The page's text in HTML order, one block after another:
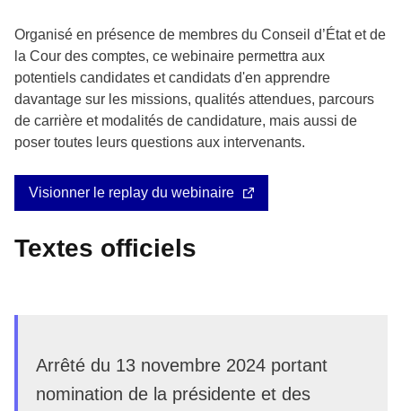
Organisé en présence de membres du Conseil d’État et de
la Cour des comptes, ce webinaire permettra aux
potentiels candidates et candidats d'en apprendre
davantage sur les missions, qualités attendues, parcours
de carrière et modalités de candidature, mais aussi de
poser toutes leurs questions aux intervenants.
Visionner le replay du webinaire
Textes officiels
Arrêté du 13 novembre 2024 portant
nomination de la présidente et des